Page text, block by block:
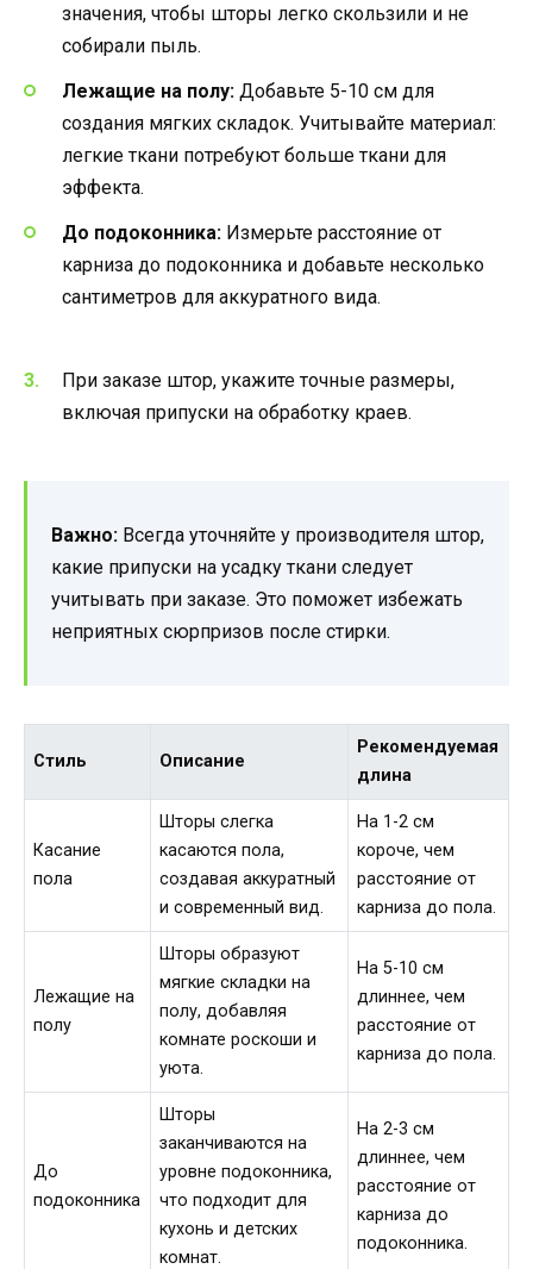
значения, чтобы шторы легко скользили и не
собирали пыль.
Лежащие на полу: Добавьте 5-10 см для
создания мягких складок. Учитывайте материал:
легкие ткани потребуют больше ткани для
эффекта.
До подоконника: Измерьте расстояние от
карниза до подоконника и добавьте несколько
сантиметров для аккуратного вида.
При заказе штор, укажите точные размеры,
включая припуски на обработку краев.
Важно: Всегда уточняйте у производителя штор,
какие припуски на усадку ткани следует
учитывать при заказе. Это поможет избежать
неприятных сюрпризов после стирки.
Стиль Описание
Рекомендуемая
длина
Касание
пола
Шторы слегка
касаются пола,
создавая аккуратный
и современный вид.
На 1-2 см
короче, чем
расстояние от
карниза до пола.
Лежащие на
полу
Шторы образуют
мягкие складки на
полу, добавляя
комнате роскоши и
уюта.
На 5-10 см
длиннее, чем
расстояние от
карниза до пола.
До
подоконника
Шторы
заканчиваются на
уровне подоконника,
что подходит для
кухонь и детских
комнат.
На 2-3 см
длиннее, чем
расстояние от
карниза до
подоконника.